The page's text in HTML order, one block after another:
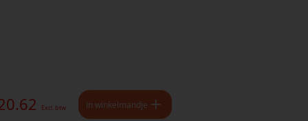
Excl. btw In winkelmandje